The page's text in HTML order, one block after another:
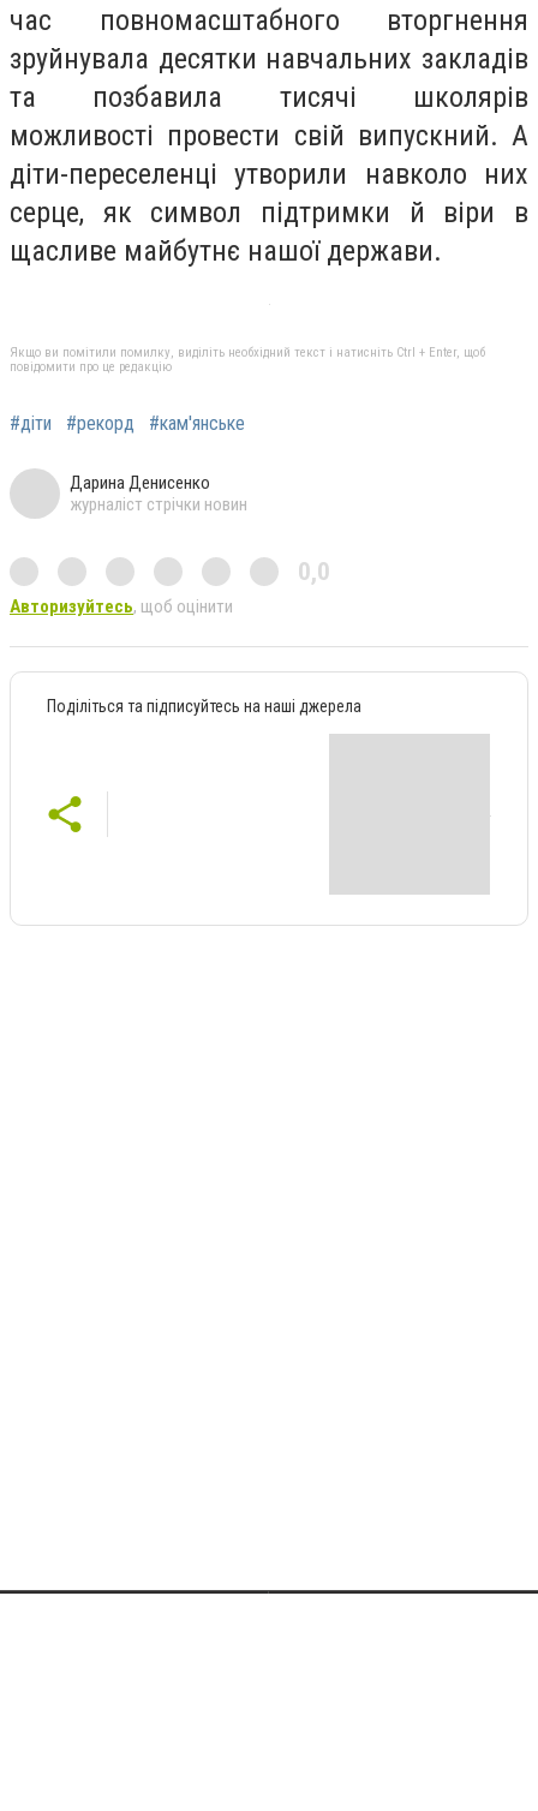
час повномасштабного вторгнення
зруйнувала десятки навчальних закладів
та позбавила тисячі школярів
можливості провести свій випускний. А
діти-переселенці утворили навколо них
серце, як символ підтримки й віри в
щасливе майбутнє нашої держави.
Якщо ви помітили помилку, виділіть необхідний текст і натисніть Ctrl + Enter, щоб
повідомити про це редакцію
#діти #рекорд #кам'янське
Дарина Денисенко
журналіст стрічки новин
0,0
Авторизуйтесь, щоб оцінити
Поділіться та підписуйтесь на наші джерела